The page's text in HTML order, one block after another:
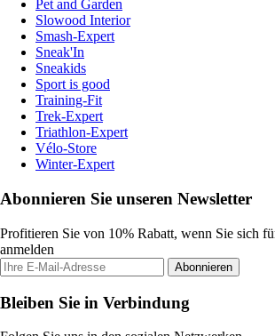
Pet and Garden
Slowood Interior
Smash-Expert
Sneak'In
Sneakids
Sport is good
Training-Fit
Trek-Expert
Triathlon-Expert
Vélo-Store
Winter-Expert
Abonnieren Sie unseren Newsletter
Profitieren Sie von 10% Rabatt, wenn Sie sich
anmelden
Abonnieren
Bleiben Sie in Verbindung